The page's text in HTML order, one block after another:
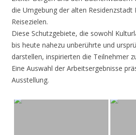
die Umgebung der alten Residenzstadt
Reisezielen.
Diese Schutzgebiete, die sowohl
bis heute nahezu unberührte und
darstellen, inspirierten die Teilnehmer
Eine Auswahl der Arbeitsergebnisse
Ausstellung.